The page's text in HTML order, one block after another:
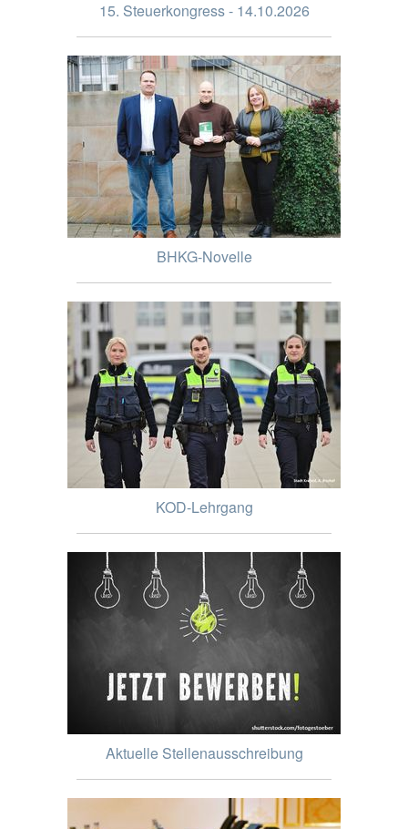
15. Steuerkongress - 14.10.2026
BHKG-Novelle
KOD-Lehrgang
Aktuelle Stellenausschreibung